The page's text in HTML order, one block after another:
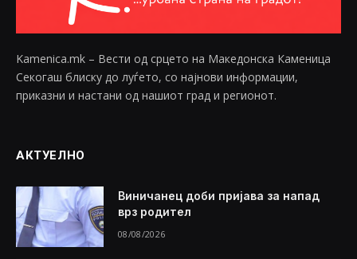
Kamenica.mk – Вести од срцето на Македонска Каменица
Секогаш блиску до луѓето, со најнови информации,
приказни и настани од нашиот град и регионот.
АКТУЕЛНО
Виничанец доби пријава за напад
врз родител
08/08/2026